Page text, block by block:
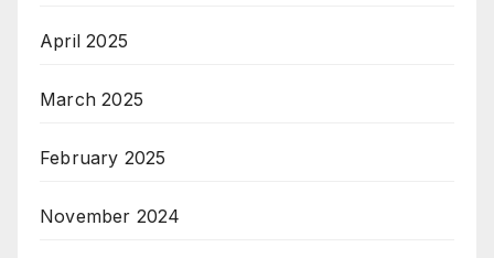
April 2025
March 2025
February 2025
November 2024